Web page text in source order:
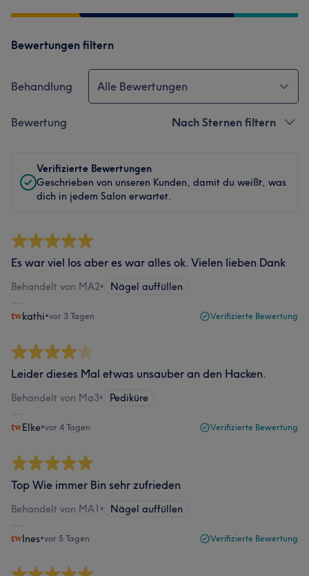
Bewertungen filtern
Behandlung Alle Bewertungen
Bewertung Nach Sternen filtern
Verifizierte Bewertungen
Geschrieben von unseren Kunden, damit du weißt, was
dich in jedem Salon erwartet.
Es war viel los aber es war alles ok. Vielen lieben Dank
Behandelt von MA2• Nägel auffüllen
kathi•vor 3 Tagen Verifizierte Bewertung
Leider dieses Mal etwas unsauber an den Hacken.
Behandelt von Ma3• Pediküre
Elke•vor 4 Tagen Verifizierte Bewertung
Top Wie immer Bin sehr zufrieden
Behandelt von MA1 • Nägel auffüllen
Ines•vor 5 Tagen Verifizierte Bewertung